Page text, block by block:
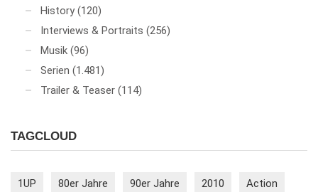
History (120)
Interviews & Portraits (256)
Musik (96)
Serien (1.481)
Trailer & Teaser (114)
TAGCLOUD
1UP 80er Jahre 90er Jahre 2010 Action